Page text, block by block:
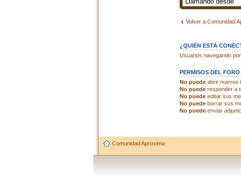
Volver a Comunidad
¿QUIÉN ESTÁ
Usuarios navegando
PERMISOS DEL FORO
No puedeabrir nuevos
No puederesponder a
No puedeeditar sus
No puedeborrar sus
No puedeenviar
Comunidad Aproxima